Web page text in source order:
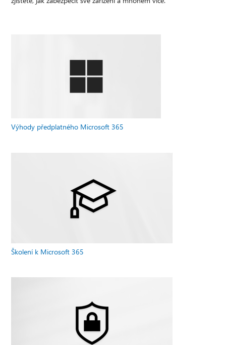
Výhody předplatného Microsoft 365
Školení k Microsoft 365